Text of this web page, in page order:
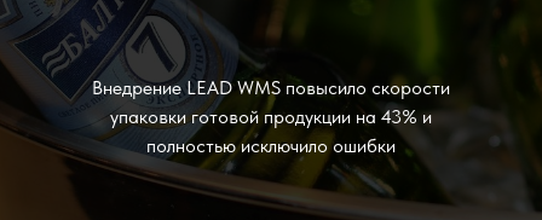
Внедрение LEAD WMS повысило скорости
упаковки готовой продукции на 43% и
полностью исключило ошибки